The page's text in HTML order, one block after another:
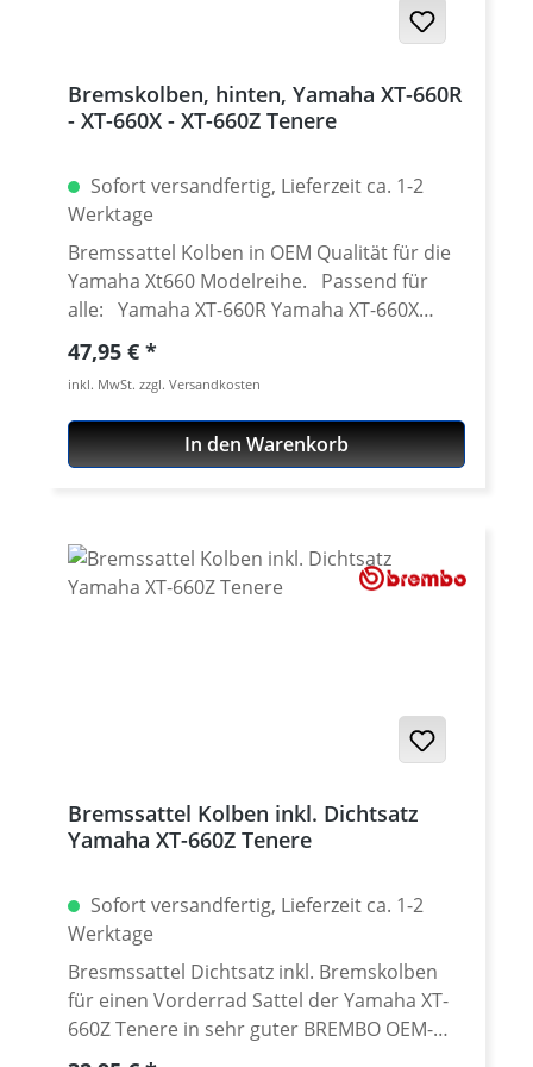
Bremskolben, hinten, Yamaha XT-660R
- XT-660X - XT-660Z Tenere
Sofort versandfertig, Lieferzeit ca. 1-2
Werktage
Bremssattel Kolben in OEM Qualität für die
Yamaha Xt660 Modelreihe. Passend für
alle: Yamaha XT-660R Yamaha XT-660X
Yamaha XT-660Z Tenere
Regulärer Preis:
47,95 €
inkl. MwSt. zzgl. Versandkosten
In den Warenkorb
Bremssattel Kolben inkl. Dichtsatz
Yamaha XT-660Z Tenere
Sofort versandfertig, Lieferzeit ca. 1-2
Werktage
Bresmssattel Dichtsatz inkl. Bremskolben
für einen Vorderrad Sattel der Yamaha XT-
660Z Tenere in sehr guter BREMBO OEM-
Qualität. Qualitativ identisch mit dem